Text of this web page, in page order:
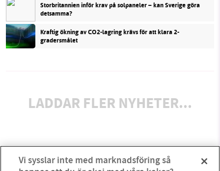
Storbritannien inför krav på solpaneler – kan Sverige göra
detsamma?
Kraftig ökning av CO2-lagring krävs för att klara 2-
gradersmålet
LADDAR FLER NYHETER...
Vi sysslar inte med marknadsföring så